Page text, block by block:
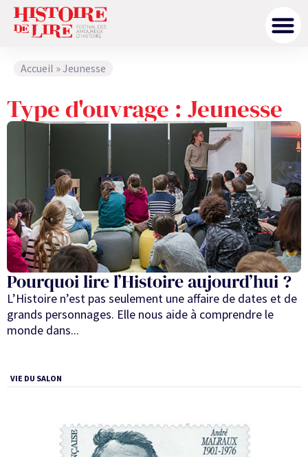
Accueil »Jeunesse
Type d'ouvrage : Jeunesse
Pourquoi lire l’Histoire aujourd’hui ?
L’Histoire n’est pas seulement une affaire de dates et de
grands personnages. Elle nous aide à comprendre le
monde dans...
VIE DU SALON